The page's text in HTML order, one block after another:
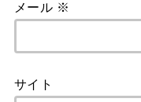
メール ※
サイト